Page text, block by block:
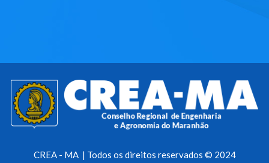
CREA - MA | Todos os direitos reservados © 2024